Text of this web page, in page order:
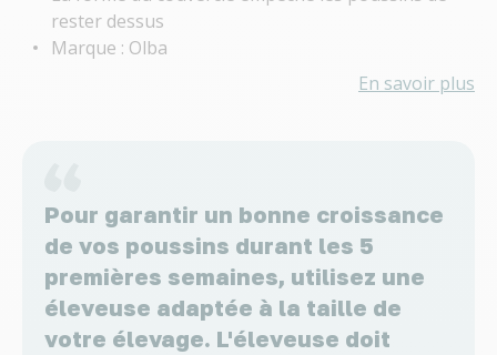
rester dessus
Marque : Olba
En savoir plus
Pour garantir un bonne croissance
de vos poussins durant les 5
premières semaines, utilisez une
éleveuse adaptée à la taille de
votre élevage. L'éleveuse doit